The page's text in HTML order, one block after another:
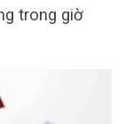
trong giờ